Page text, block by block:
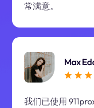
常满意。
Max
我们已使用